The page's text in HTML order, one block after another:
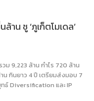
าน ชู ‘ภูเก็ตโมเดล’
ม 9,223 ล้าน กำไร 720 ล้าน
น กินยาว 4 ปี เตรียมส่งมอบ 7
ธ์ Diversification และ IP